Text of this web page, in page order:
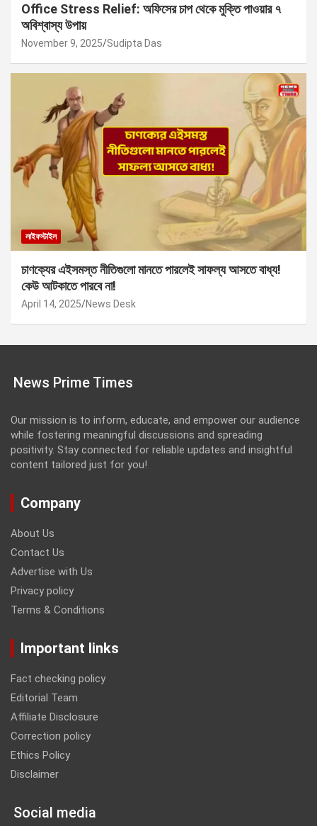
Office Stress Relief: অফিসের চাপ থেকে মুক্তি পাওয়ার ৭
অবিশ্বাস্য উপায়
November 9, 2025 Sudipta Das
লাইফস্টাইল
চাণক্যের এইসমস্ত নীতিগুলো মানতে পারলেই সাফল্য আসতে বাধ্য!
কেউ আটকাতে পারবে না!
April 14, 2025 News Desk
News Prime Times
Our mission is to inform, educate, and empower our audience
while fostering meaningful discussions and spreading
positivity. Stay connected for reliable updates and insightful
content tailored just for you!
Company
About Us
Contact Us
Advertise with Us
Privacy policy
Terms & Conditions
Important links
Fact checking policy
Editorial Team
Affiliate Disclosure
Correction policy
Ethics Policy
Disclaimer
Social media